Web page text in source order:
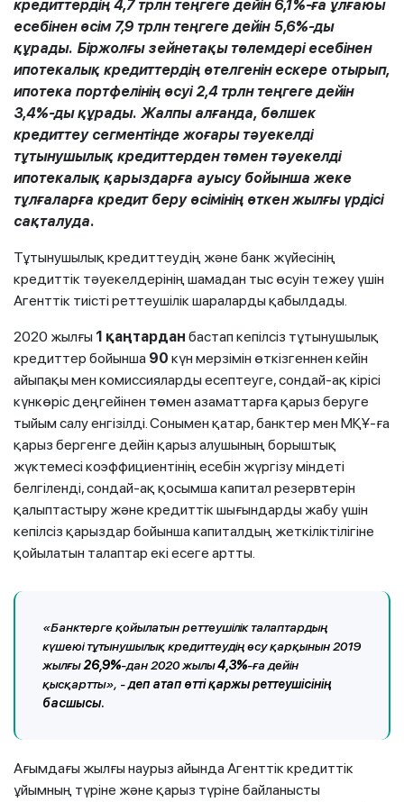
кредиттердің 4,7 трлн теңгеге дейін 6,1%-ға ұлғаюы
есебінен өсім 7,9 трлн теңгеге дейін 5,6%-ды
құрады. Біржолғы зейнетақы төлемдері есебінен
ипотекалық кредиттердің өтелгенін ескере отырып,
ипотека портфелінің өсуі 2,4 трлн теңгеге дейін
3,4%-ды құрады. Жалпы алғанда, бөлшек
кредиттеу сегментінде жоғары тәуекелді
тұтынушылық кредиттерден төмен тәуекелді
ипотекалық қарыздарға ауысу бойынша жеке
тұлғаларға кредит беру өсімінің өткен жылғы үрдісі
сақталуда.
Тұтынушылық кредиттеудің және банк жүйесінің
кредиттік тәуекелдерінің шамадан тыс өсуін тежеу ​​үшін
Агенттік тиісті реттеушілік шараларды қабылдады.
2020 жылғы 1 қаңтардан бастап кепілсіз тұтынушылық
кредиттер бойынша 90 күн мерзімін өткізгеннен кейін
айыпақы мен комиссияларды есептеуге, сондай-ақ кірісі
күнкөріс деңгейінен төмен азаматтарға қарыз беруге
тыйым салу енгізілді. Сонымен қатар, банктер мен МҚҰ-ға
қарыз бергенге дейін қарыз алушының борыштық
жүктемесі коэффициентінің есебін жүргізу міндеті
белгіленді, сондай-ақ қосымша капитал резервтерін
қалыптастыру және кредиттік шығындарды жабу үшін
кепілсіз қарыздар бойынша капиталдың жеткіліктілігіне
қойылатын талаптар екі есеге артты.
«Банктерге қойылатын реттеушілік талаптардың
күшеюі тұтынушылық кредиттеудің өсу қарқынын 2019
жылғы26,9%-дан 2020 жылы4,3%-ға дейін
қысқартты», -деп атап өтті қаржы реттеушісінің
басшысы.
Ағымдағы жылғы наурыз айында Агенттік кредиттік
ұйымның түріне және қарыз түріне байланысты